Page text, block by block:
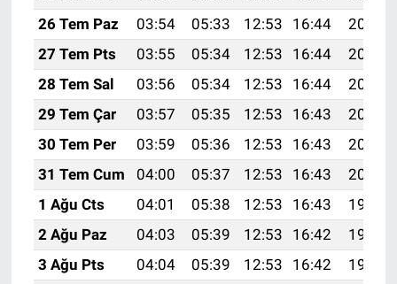
26 Tem Paz
03:54 05:33 12:53 16:44
20:04
27 Tem Pts
03:55 05:34 12:53 16:44
20:03
28 Tem Sal
03:56 05:34 12:53 16:44
20:02
29 Tem Çar
03:57 05:35 12:53 16:43
20:01
30 Tem Per
03:59 05:36 12:53 16:43
20:00
31 Tem Cum
04:00 05:37 12:53 16:43
20:00
1 Ağu Cts
04:01 05:38 12:53 16:43
19:59
2 Ağu Paz
04:03 05:39 12:53 16:42
19:58
3 Ağu Pts
04:04 05:39 12:53 16:42
19:57